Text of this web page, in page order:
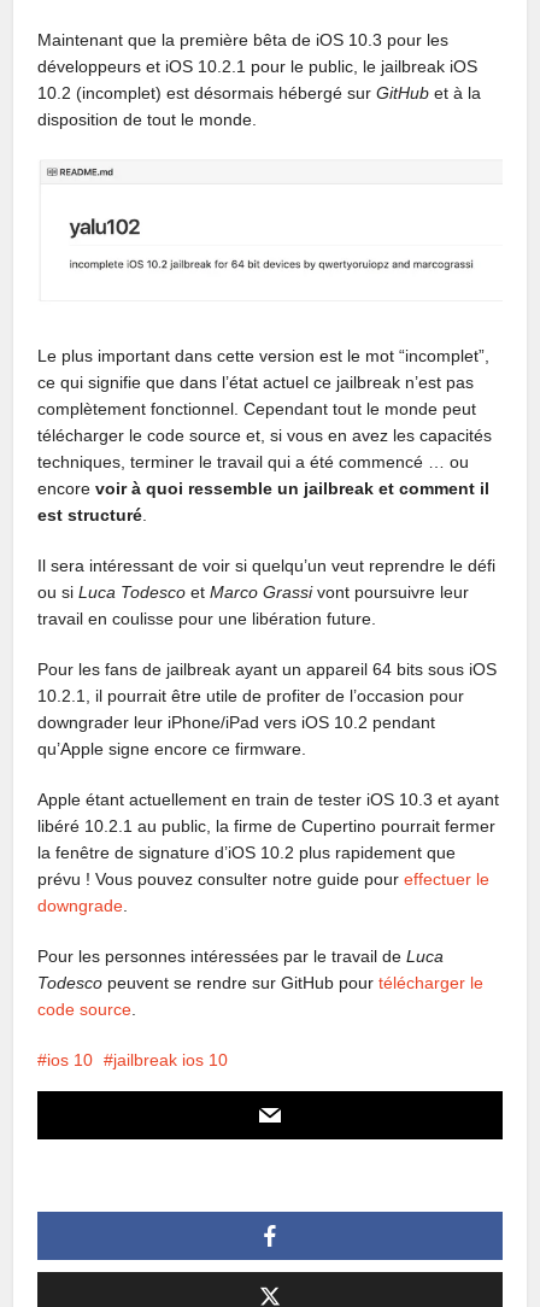
Maintenant que la première bêta de iOS 10.3 pour les
développeurs et iOS 10.2.1 pour le public, le jailbreak iOS
10.2 (incomplet) est désormais hébergé surGitHub et à la
disposition de tout le monde.
Le plus important dans cette version est le mot “incomplet”,
ce qui signifie que dans l’état actuel ce jailbreak n’est pas
complètement fonctionnel. Cependant tout le monde peut
télécharger le code source et, si vous en avez les capacités
techniques, terminer le travail qui a été commencé … ou
encorevoir à quoi ressemble un jailbreak et comment il
est structuré.
Il sera intéressant de voir si quelqu’un veut reprendre le défi
ou siLuca Todesco etMarco Grassivont poursuivre leur
travail en coulisse pour une libération future.
Pour les fans de jailbreak ayant un appareil 64 bits sous iOS
10.2.1, il pourrait être utile de profiter de l’occasion pour
downgrader leur iPhone/iPad vers iOS 10.2 pendant
qu’Apple signe encore ce firmware.
Apple étant actuellement en train de tester iOS 10.3 et ayant
libéré 10.2.1 au public, la firme de Cupertino pourrait fermer
la fenêtre de signature d’iOS 10.2 plus rapidement que
prévu ! Vous pouvez consulter notre guide poureffectuer le
downgrade.
Pour les personnes intéressées par le travail deLuca
Todesco peuvent se rendre sur GitHub pourtélécharger le
code source.
ios 10 jailbreak ios 10